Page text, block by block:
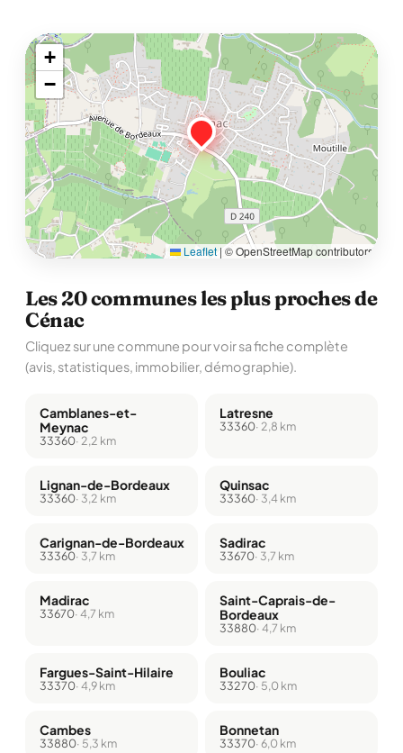
+
−
Leaflet | © OpenStreetMap contributors
Les 20 communes les plus proches de
Cénac
Cliquez sur une commune pour voir sa fiche complète
(avis, statistiques, immobilier, démographie).
Camblanes-et-
Meynac
33360· 2,2 km
Latresne
33360· 2,8 km
Lignan-de-Bordeaux
33360· 3,2 km
Quinsac
33360· 3,4 km
Carignan-de-Bordeaux
33360· 3,7 km
Sadirac
33670· 3,7 km
Madirac
33670· 4,7 km
Saint-Caprais-de-
Bordeaux
33880· 4,7 km
Fargues-Saint-Hilaire
33370· 4,9 km
Bouliac
33270· 5,0 km
Cambes
33880· 5,3 km
Bonnetan
33370· 6,0 km